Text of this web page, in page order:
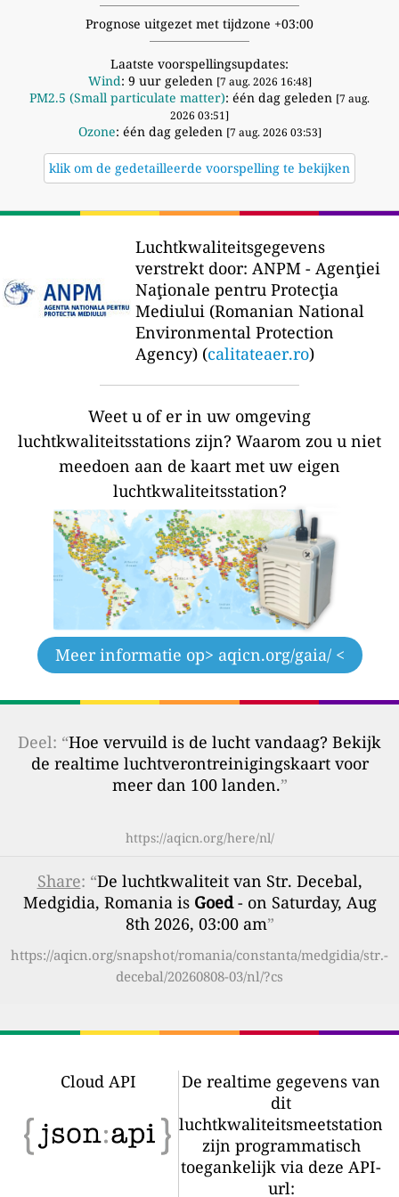
Prognose uitgezet met tijdzone +03:00
Laatste voorspellingsupdates:
Wind: 9 uur geleden [7 aug. 2026 16:48]
PM2.5 (Small particulate matter): één dag geleden [7 aug.
2026 03:51]
Ozone: één dag geleden [7 aug. 2026 03:53]
klik om de gedetailleerde voorspelling te bekijken
Luchtkwaliteitsgegevens
verstrekt door: ANPM - Agenţiei
Naţionale pentru Protecţia
Mediului (Romanian National
Environmental Protection
Agency) (calitateaer.ro)
Weet u of er in uw omgeving
luchtkwaliteitsstations zijn? Waarom zou u niet
meedoen aan de kaart met uw eigen
luchtkwaliteitsstation?
Meer informatie op> aqicn.org/gaia/ <
Deel: “Hoe vervuild is de lucht vandaag? Bekijk
de realtime luchtverontreinigingskaart voor
meer dan 100 landen.”
https://aqicn.org/here/nl/
Share: “De luchtkwaliteit van Str. Decebal,
Medgidia, Romania is Goed- on Saturday, Aug
8th 2026, 03:00 am”
https://aqicn.org/snapshot/romania/constanta/medgidia/str.-
decebal/20260808-03/nl/?cs
Cloud API
De realtime gegevens van
dit
luchtkwaliteitsmeetstation
zijn programmatisch
toegankelijk via deze API-
url: